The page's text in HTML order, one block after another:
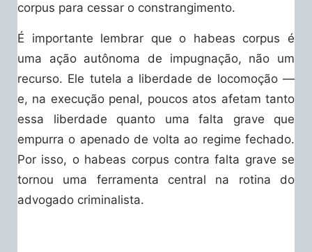
corpus para cessar o constrangimento.
É importante lembrar que o habeas corpus é
uma ação autônoma de impugnação, não um
recurso. Ele tutela a liberdade de locomoção —
e, na execução penal, poucos atos afetam tanto
essa liberdade quanto uma falta grave que
empurra o apenado de volta ao regime fechado.
Por isso, o habeas corpus contra falta grave se
tornou uma ferramenta central na rotina do
advogado criminalista.